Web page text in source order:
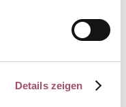
Details zeigen
abgefragt wurde, erfolgt
dieser Einwilligung (Art.
die Einwilligung ist
nur im Einzelfall erlauben,